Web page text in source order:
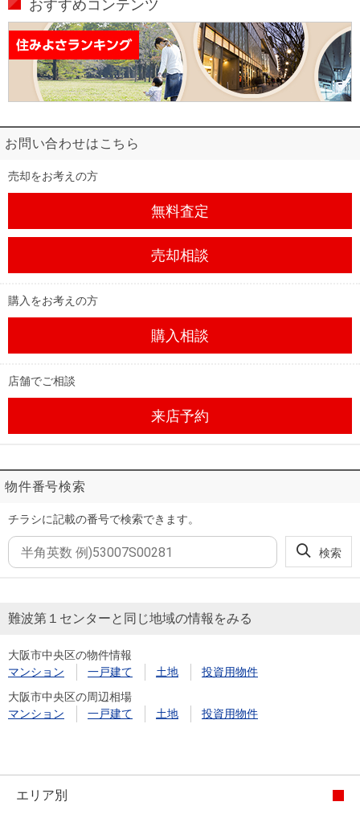
おすすめコンテンツ
お問い合わせはこちら
売却をお考えの方
無料査定
売却相談
購入をお考えの方
購入相談
店舗でご相談
来店予約
物件番号検索
チラシに記載の番号で検索できます。
検索
難波第１センターと同じ地域の情報をみる
大阪市中央区の物件情報
マンション
一戸建て 土地
投資用物件
大阪市中央区の周辺相場
マンション
一戸建て 土地 投資用物件
エリア別